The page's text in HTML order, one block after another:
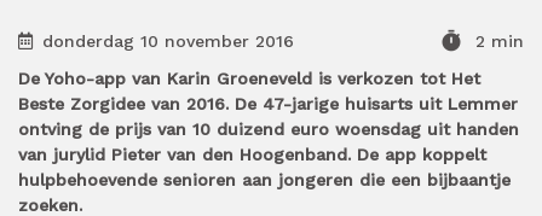
donderdag 10 november 2016 timer
2 min
De Yoho-app van Karin Groeneveld is verkozen tot Het
Beste Zorgidee van 2016. De 47-jarige huisarts uit Lemmer
ontving de prijs van 10 duizend euro woensdag uit handen
van jurylid Pieter van den Hoogenband. De app koppelt
hulpbehoevende senioren aan jongeren die een bijbaantje
zoeken.